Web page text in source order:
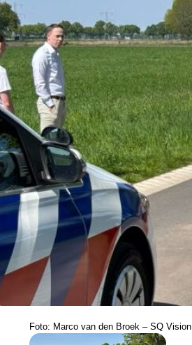
Foto: Marco van den Broek – SQ Vision